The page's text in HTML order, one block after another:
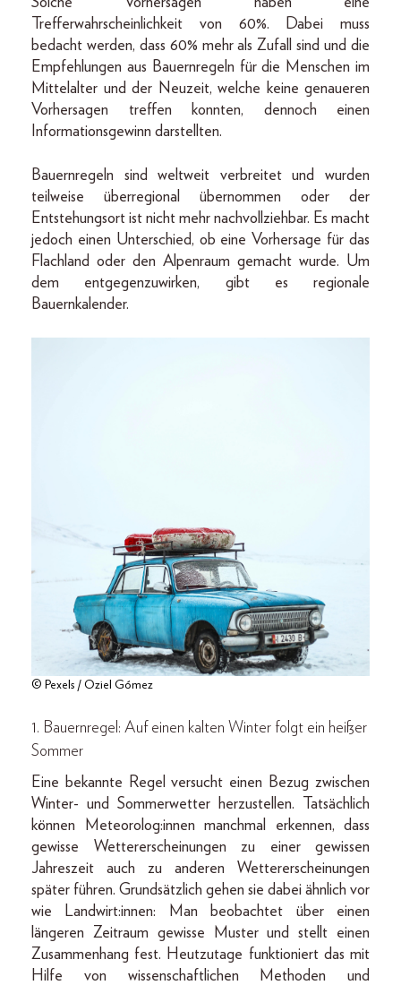
Trefferwahrscheinlichkeit von 60%. Dabei muss
bedacht werden, dass 60% mehr als Zufall sind und die
Empfehlungen aus Bauernregeln für die Menschen im
Mittelalter und der Neuzeit, welche keine genaueren
Vorhersagen treffen konnten, dennoch einen
Informationsgewinn darstellten.
Bauernregeln sind weltweit verbreitet und wurden
teilweise überregional übernommen oder der
Entstehungsort ist nicht mehr nachvollziehbar. Es macht
jedoch einen Unterschied, ob eine Vorhersage für das
Flachland oder den Alpenraum gemacht wurde. Um
dem entgegenzuwirken, gibt es regionale
Bauernkalender.
© Pexels / Oziel Gómez
1. Bauernregel: Auf einen kalten Winter folgt ein heißer
Sommer
Eine bekannte Regel versucht einen Bezug zwischen
Winter- und Sommerwetter herzustellen. Tatsächlich
können Meteorolog:innen manchmal erkennen, dass
gewisse Wettererscheinungen zu einer gewissen
Jahreszeit auch zu anderen Wettererscheinungen
später führen. Grundsätzlich gehen sie dabei ähnlich vor
wie Landwirt:innen: Man beobachtet über einen
längeren Zeitraum gewisse Muster und stellt einen
Zusammenhang fest. Heutzutage funktioniert das mit
Hilfe von wissenschaftlichen Methoden und